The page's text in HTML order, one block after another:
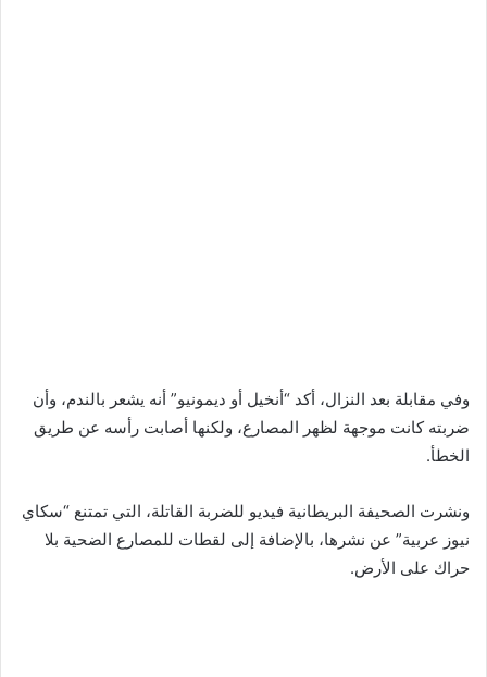
وفي مقابلة بعد النزال، أكد “أنخيل أو ديمونيو” أنه يشعر بالندم، وأن
ضربته كانت موجهة لظهر المصارع، ولكنها أصابت رأسه عن طريق
الخطأ.
ونشرت الصحيفة البريطانية فيديو للضربة القاتلة، التي تمتنع “سكاي
نيوز عربية” عن نشرها، بالإضافة إلى لقطات للمصارع الضحية بلا
حراك على الأرض.